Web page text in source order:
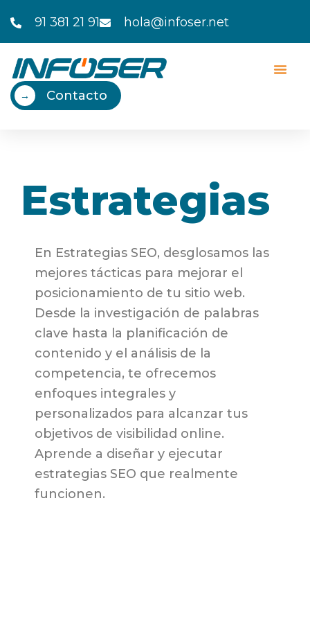
91 381 21 91 hola@infoser.net
→ Contacto
Estrategias
En Estrategias SEO, desglosamos las
mejores tácticas para mejorar el
posicionamiento de tu sitio web.
Desde la investigación de palabras
clave hasta la planificación de
contenido y el análisis de la
competencia, te ofrecemos
enfoques integrales y
personalizados para alcanzar tus
objetivos de visibilidad online.
Aprende a diseñar y ejecutar
estrategias SEO que realmente
funcionen.